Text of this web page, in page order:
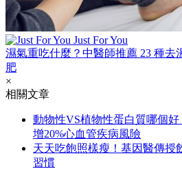
Just For You
濕氣重吃什麼？中醫師推薦 23 種去
肥
×
相關文章
動物性VS植物性蛋白質哪個
增20%心血管疾病風險
天天吃飽照樣瘦！基因醫傳授
習慣